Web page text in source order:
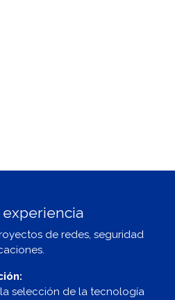
experiencia
de redes, seguridad
selección de la tecnología